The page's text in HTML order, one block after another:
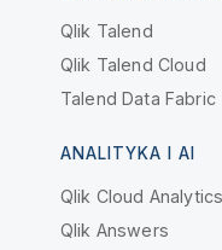
Qlik Talend
Qlik Talend Cloud
Talend Data Fabric
ANALITYKA I AI
Qlik Cloud Analytics
Qlik Answers